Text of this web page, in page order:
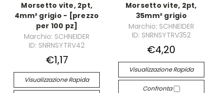
Morsetto vite, 2pt,
4mm² grigio - [prezzo
per 100 pz]
Marchio: SCHNEIDER
ID: SNRNSYTRV42
€1,17
Visualizzazione Rapida
Morsetto vite, 2pt,
35mm² grigio
Marchio: SCHNEIDER
ID: SNRNSYTRV352
€4,20
Visualizzazione Rapida
Confronta